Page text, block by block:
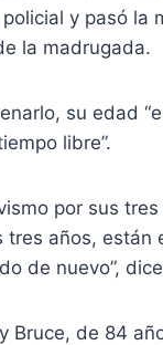
y pasó la
la madrugada.
su edad
libre”.
por sus
tres años,
de nuevo”,
Bruce, de 84